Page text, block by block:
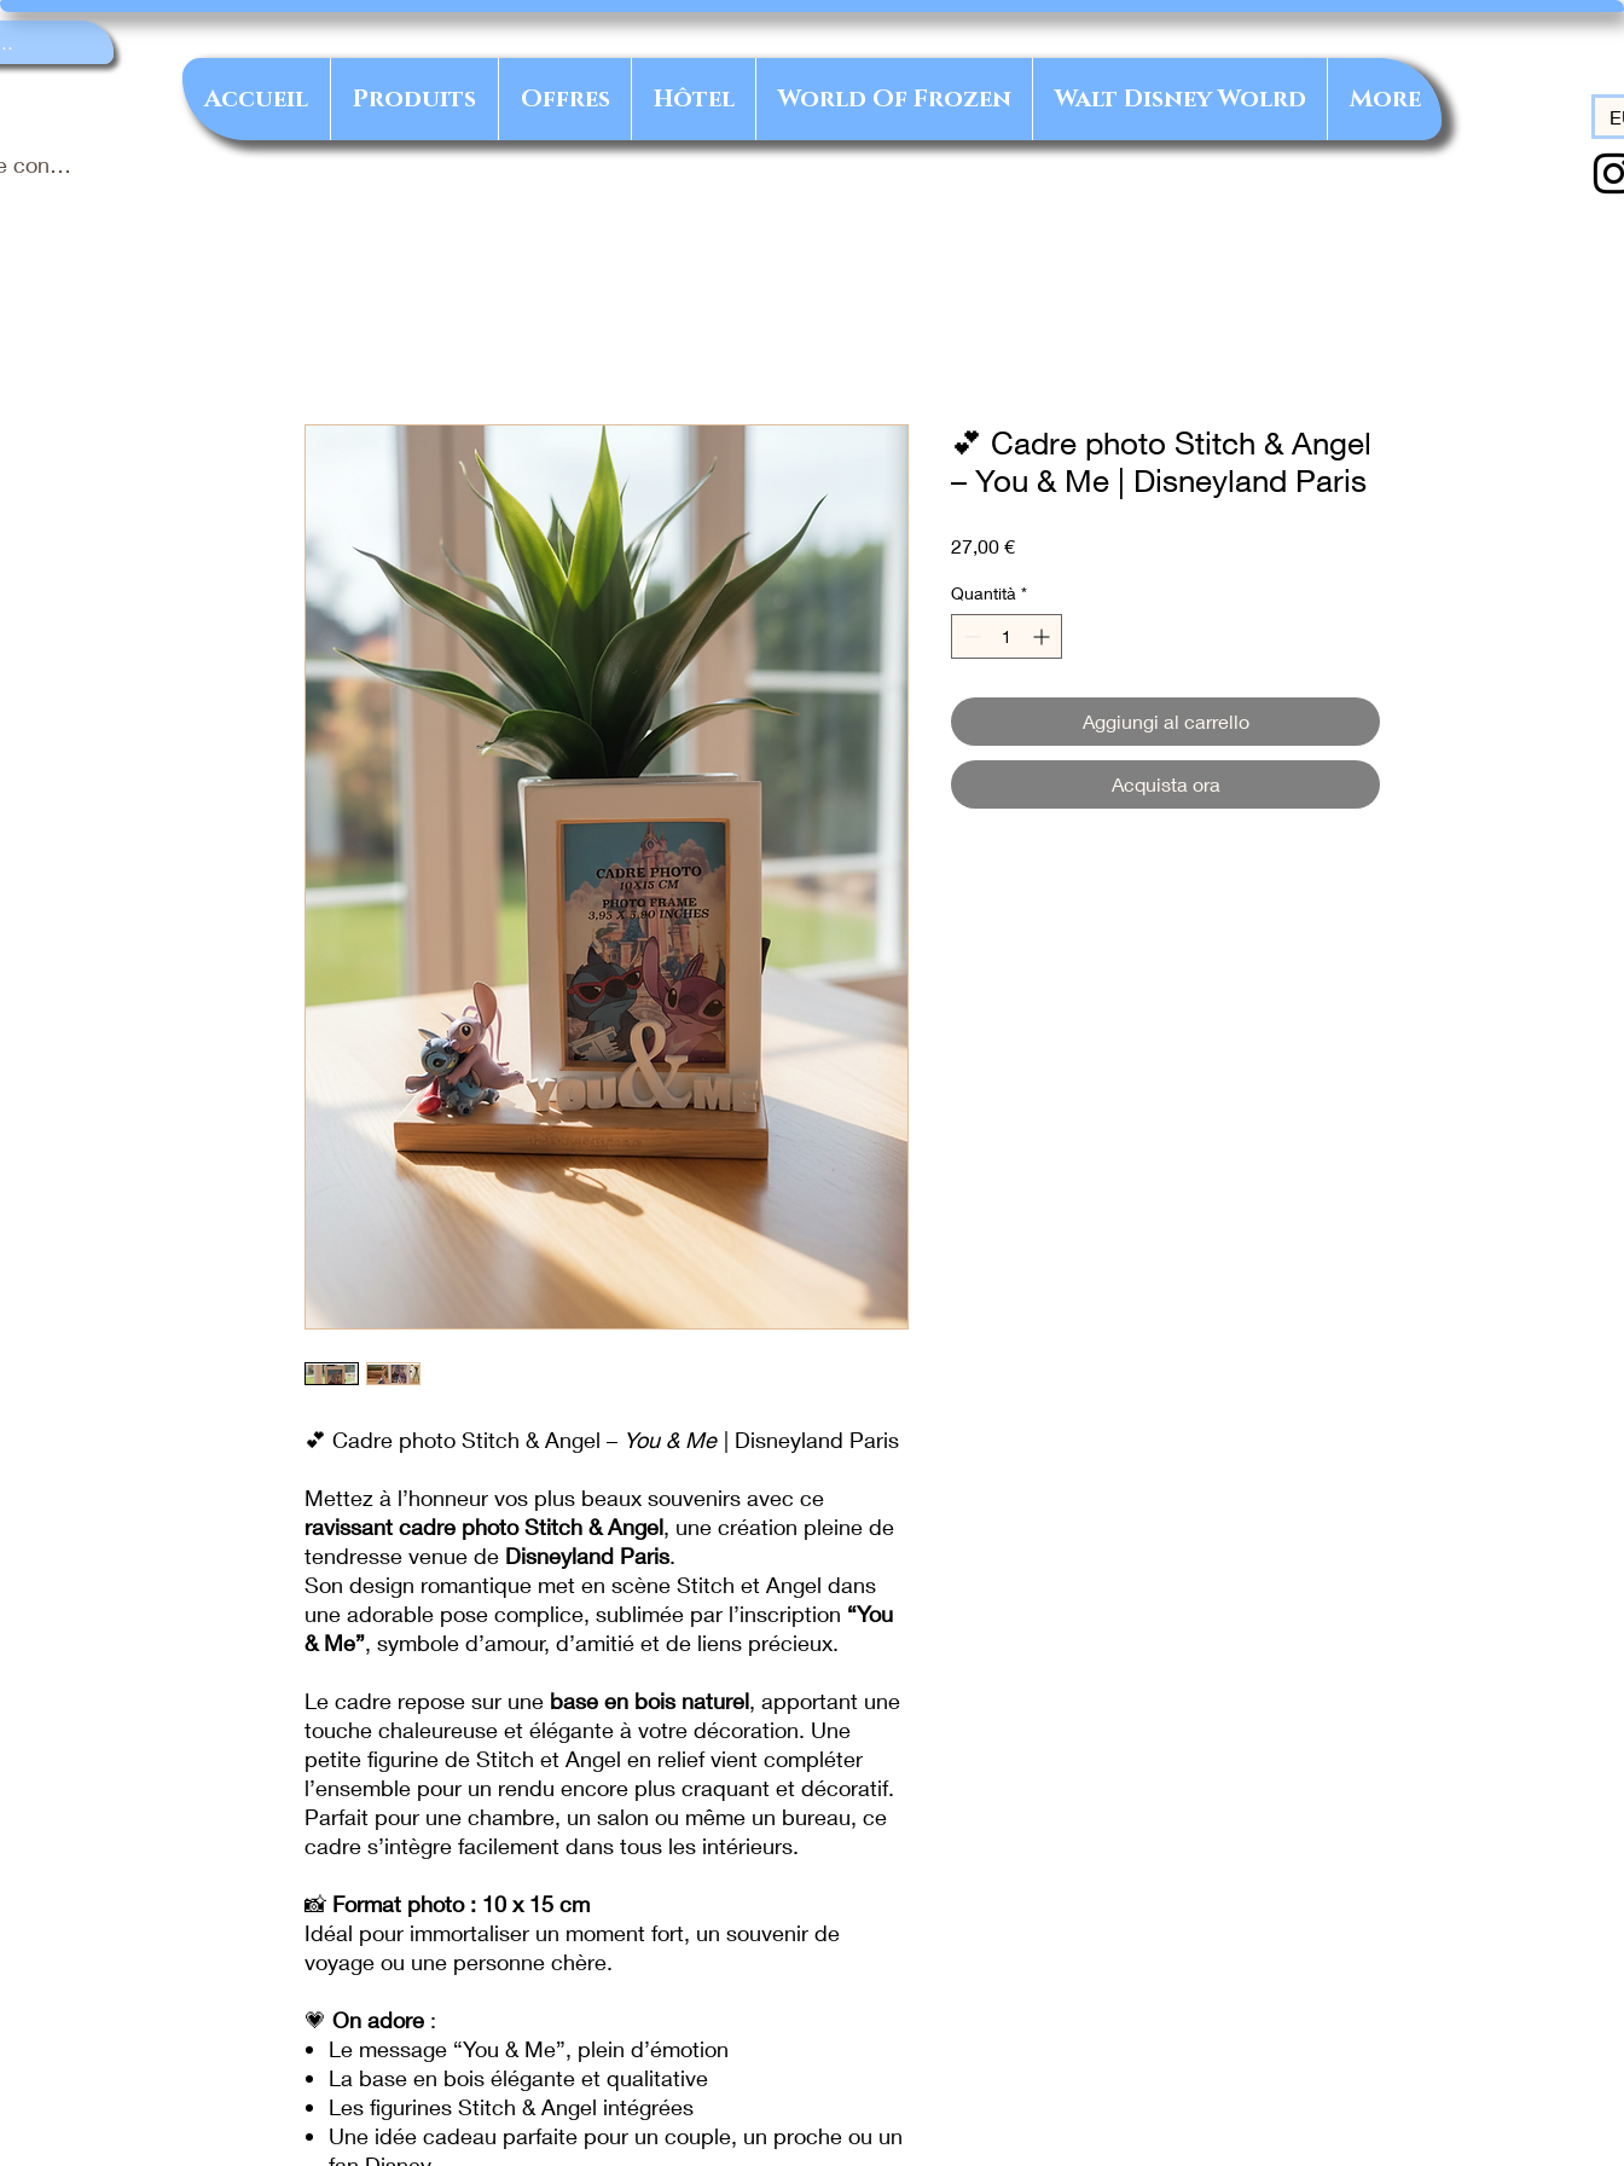
Accueil Produits Offres Hôtel World Of Frozen Walt Disney Wolrd More
connecter
💕 Cadre photo Stitch & Angel – You & Me | Disneyland Paris
Mettez à l’honneur vos plus beaux souvenirs avec ce
ravissant cadre photo Stitch & Angel, une création pleine de
tendresse venue de Disneyland Paris.
Son design romantique met en scène Stitch et Angel dans
une adorable pose complice, sublimée par l’inscription “You
& Me”, symbole d’amour, d’amitié et de liens précieux.
Le cadre repose sur une base en bois naturel, apportant une
touche chaleureuse et élégante à votre décoration. Une
petite figurine de Stitch et Angel en relief vient compléter
l’ensemble pour un rendu encore plus craquant et décoratif.
Parfait pour une chambre, un salon ou même un bureau, ce
cadre s’intègre facilement dans tous les intérieurs.
📸 Format photo : 10 x 15 cm
Idéal pour immortaliser un moment fort, un souvenir de
voyage ou une personne chère.
💗 On adore :
Le message “You & Me”, plein d’émotion
La base en bois élégante et qualitative
Les figurines Stitch & Angel intégrées
Une idée cadeau parfaite pour un couple, un proche ou un
💕 Cadre photo Stitch & Angel
– You & Me | Disneyland Paris
27,00 €Prezzo
Quantità *
Aggiungi al carrello
Acquista ora